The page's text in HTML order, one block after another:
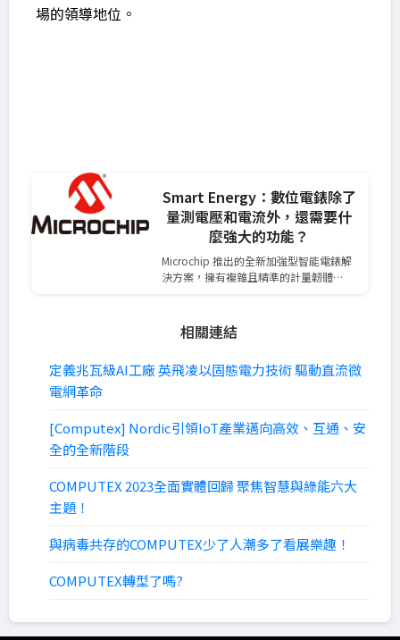
場的領導地位。
Smart Energy：數位電錶除了
量測電壓和電流外，還需要什
麼強大的功能？
Microchip 推出的全新加強型智能電錶解
決方案，擁有複雜且精準的計量韌體…
相關連結
定義兆瓦級AI工廠 英飛凌以固態電力技術 驅動直流微
電網革命
[Computex] Nordic引領IoT產業邁向高效、互通、安
全的全新階段
COMPUTEX 2023全面實體回歸 聚焦智慧與綠能六大
主題！
與病毒共存的COMPUTEX少了人潮多了看展樂趣！
COMPUTEX轉型了嗎?